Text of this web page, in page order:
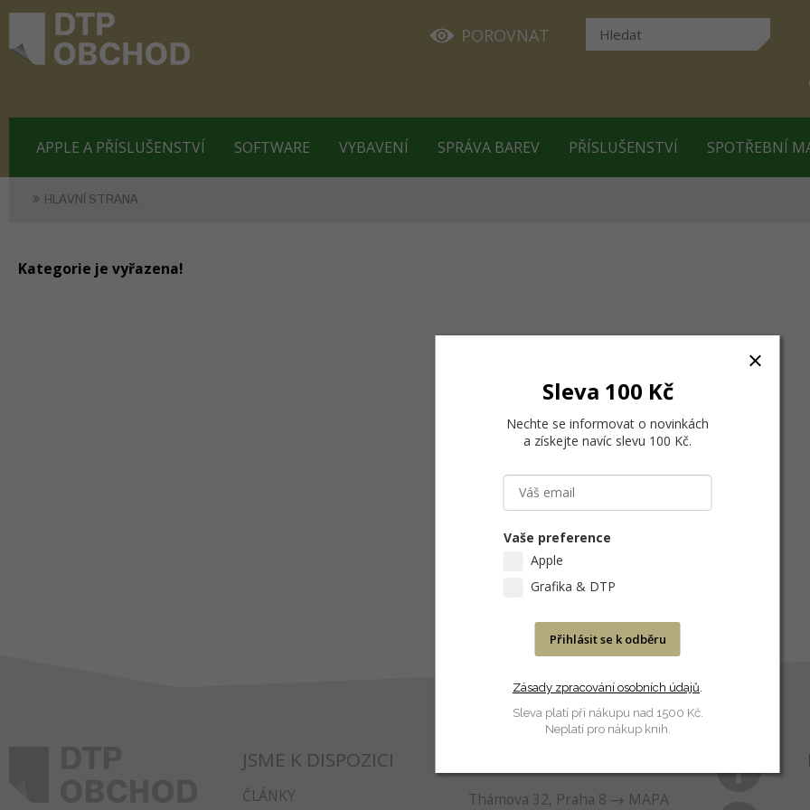
POROVNAT
APPLE A PŘÍSLUŠENSTVÍ SOFTWARE VYBAVENÍ SPRÁVA BAREV PŘÍSLUŠENSTVÍ SPOTŘEBNÍ
HLAVNÍ STRANA
Kategorie je vyřazena!
JSME K DISPOZICI
ČLÁNKY Thámova 32, Praha 8
MAPA
Sleva 100 Kč
Nechte se informovat o novinkách
a získejte navíc slevu 100 Kč.
Vaše preference
Apple
Grafika & DTP
Přihlásit se k odběru
Zásady zpracování osobních údajů.
Sleva platí při nákupu nad 1500 Kč.
Neplatí pro nákup knih.